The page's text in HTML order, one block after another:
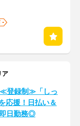
ア
≪登録制≫「しっ
応援！日払い＆
日勤務◎